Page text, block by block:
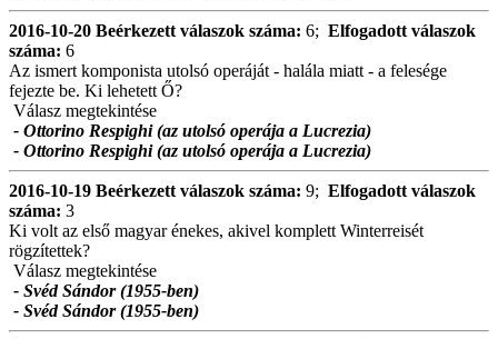
2016-10-20 Beérkezett válaszok száma: 6; Elfogadott válaszok
száma: 6
Az ismert komponista utolsó operáját - halála miatt - a felesége
fejezte be. Ki lehetett Ő?
Válasz megtekintése
- Ottorino Respighi (az utolsó operája a Lucrezia)
- Ottorino Respighi (az utolsó operája a Lucrezia)
2016-10-19 Beérkezett válaszok száma: 9; Elfogadott válaszok
száma: 3
Ki volt az első magyar énekes, akivel komplett Winterreisét
rögzítettek?
Válasz megtekintése
- Svéd Sándor (1955-ben)
- Svéd Sándor (1955-ben)